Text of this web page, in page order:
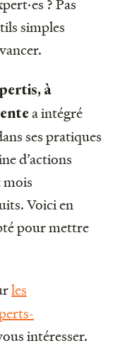
? Pas
simples
à
a intégré
ses pratiques
d’actions
mois
Voici en
pour mettre
les
intéresser.